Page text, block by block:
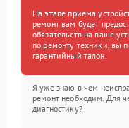
На этапе приема
ремонт вам будет
обязательств на ваше
по ремонту техники, вы
гарантийный талон.
Я уже знаю в чем
ремонт необходим. Для
диагностику?